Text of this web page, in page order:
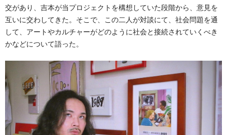
交があり、吉本が当プロジェクトを構想していた段階から、意見を
互いに交わしてきた。そこで、この二人が対談にて、社会問題を通
して、アートやカルチャーがどのように社会と接続されていくべき
かなどについて語った。